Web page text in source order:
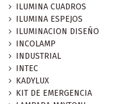
ILUMINA CUADROS
ILUMINA ESPEJOS
ILUMINACION DISEÑO
INCOLAMP
INDUSTRIAL
INTEC
KADYLUX
KIT DE EMERGENCIA